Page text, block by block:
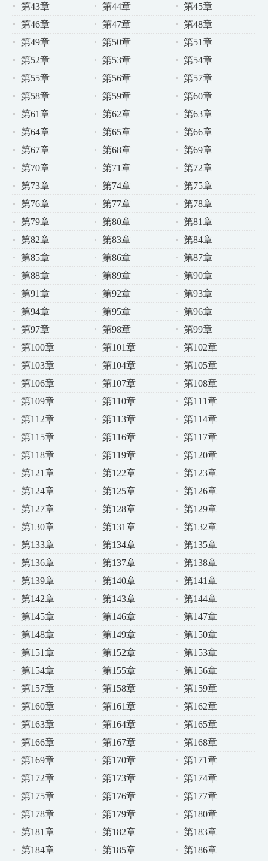
第43章
第44章
第45章
第46章
第47章
第48章
第49章
第50章
第51章
第52章
第53章
第54章
第55章
第56章
第57章
第58章
第59章
第60章
第61章
第62章
第63章
第64章
第65章
第66章
第67章
第68章
第69章
第70章
第71章
第72章
第73章
第74章
第75章
第76章
第77章
第78章
第79章
第80章
第81章
第82章
第83章
第84章
第85章
第86章
第87章
第88章
第89章
第90章
第91章
第92章
第93章
第94章
第95章
第96章
第97章
第98章
第99章
第100章
第101章
第102章
第103章
第104章
第105章
第106章
第107章
第108章
第109章
第110章
第111章
第112章
第113章
第114章
第115章
第116章
第117章
第118章
第119章
第120章
第121章
第122章
第123章
第124章
第125章
第126章
第127章
第128章
第129章
第130章
第131章
第132章
第133章
第134章
第135章
第136章
第137章
第138章
第139章
第140章
第141章
第142章
第143章
第144章
第145章
第146章
第147章
第148章
第149章
第150章
第151章
第152章
第153章
第154章
第155章
第156章
第157章
第158章
第159章
第160章
第161章
第162章
第163章
第164章
第165章
第166章
第167章
第168章
第169章
第170章
第171章
第172章
第173章
第174章
第175章
第176章
第177章
第178章
第179章
第180章
第181章
第182章
第183章
第184章
第185章 第186章